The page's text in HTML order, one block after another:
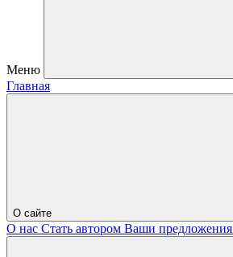
Меню
Главная
О сайте
О нас Стать автором Ваши предложения